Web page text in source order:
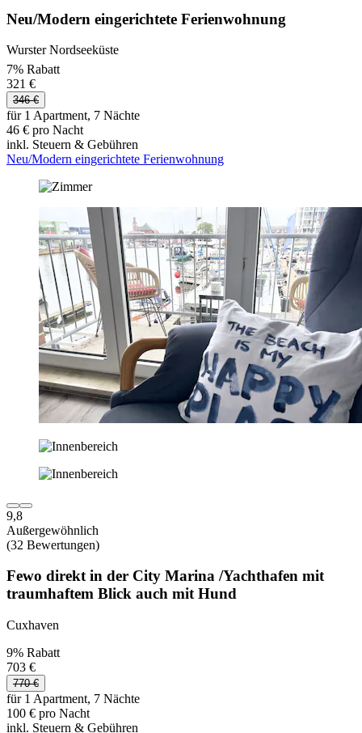
Neu/Modern eingerichtete Ferienwohnung
Wurster Nordseeküste
7% Rabatt
321 €
346 €
für 1 Apartment, 7 Nächte
46 € pro Nacht
inkl. Steuern & Gebühren
Neu/Modern eingerichtete Ferienwohnung
9,8
Außergewöhnlich
(32 Bewertungen)
Fewo direkt in der City Marina /Yachthafen mit
traumhaftem Blick auch mit Hund
Cuxhaven
9% Rabatt
703 €
770 €
für 1 Apartment, 7 Nächte
100 € pro Nacht
inkl. Steuern & Gebühren